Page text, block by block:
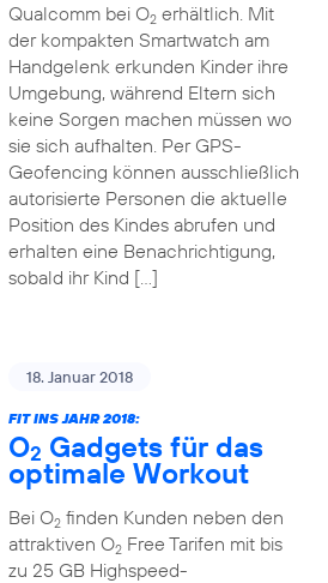
Qualcomm bei O2erhältlich. Mit
der kompakten Smartwatch am
Handgelenk erkunden Kinder ihre
Umgebung, während Eltern sich
keine Sorgen machen müssen wo
sie sich aufhalten. Per GPS-
Geofencing können ausschließlich
autorisierte Personen die aktuelle
Position des Kindes abrufen und
erhalten eine Benachrichtigung,
sobald ihr Kind […]
18. Januar 2018
FIT INS JAHR 2018:
O2 Gadgets für das
optimale Workout
Bei O2finden Kunden neben den
attraktiven O2Free Tarifen mit bis
zu 25 GB Highspeed-